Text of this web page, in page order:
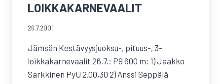
LOIKKAKARNEVAALIT
26.7.2001
Jämsän Kestävyysjuoksu-, pituus-, 3-
loikkakarnevaalit 26.7.: P9 600 m: 1) Jaakko
Sarkkinen PyU 2.00,30 2) Anssi Seppälä